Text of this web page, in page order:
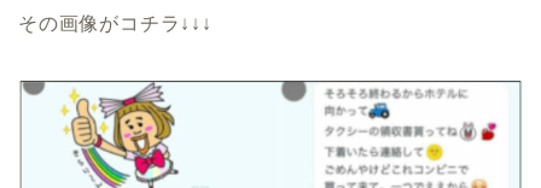
その画像がコチラ↓↓↓